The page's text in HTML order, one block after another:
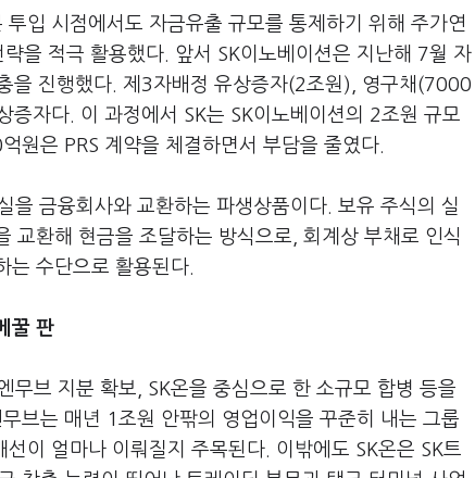
투입 시점에서도 자금유출 규모를 통제하기 위해 주가연
을 적극 활용했다. 앞서 SK이노베이션은 지난해 7월 자
을 진행했다. 제3자배정 유상증자(2조원), 영구채(7000
자다. 이 과정에서 SK는 SK이노베이션의 2조원 규모
은 PRS 계약을 체결하면서 부담을 줄였다.
을 금융회사와 교환하는 파생상품이다. 보유 주식의 실
교환해 현금을 조달하는 방식으로, 회계상 부채로 인식
는 수단으로 활용된다.
꿀 판
무브 지분 확보, SK온을 중심으로 한 소규모 합병 등을
브는 매년 1조원 안팎의 영업이익을 꾸준히 내는 그룹
이 얼마나 이뤄질지 주목된다. 이밖에도 SK온은 SK트